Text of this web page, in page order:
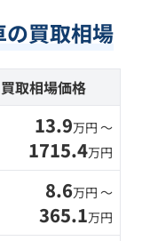
買取相場
買取相場価格
13.9万円 〜
1715.4万円
8.6万円 〜
365.1万円